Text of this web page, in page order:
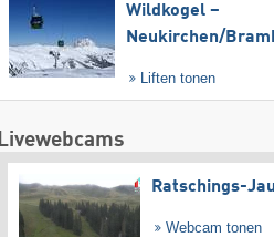
Wildkogel –
Neukirchen/​
Liften tonen
Livewebcams
Ratschings-
Webcam tonen